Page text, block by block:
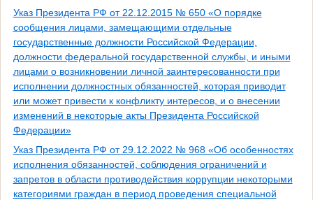
Указ Президента РФ от 22.12.2015 № 650 «О порядке
сообщения лицами, замещающими отдельные
государственные должности Российской Федерации,
должности федеральной государственной службы, и иными
лицами о возникновении личной заинтересованности при
исполнении должностных обязанностей, которая приводит
или может привести к конфликту интересов, и о внесении
изменений в некоторые акты Президента Российской
Федерации»
Указ Президента РФ от 29.12.2022 № 968 «Об особенностях
исполнения обязанностей, соблюдения ограничений и
запретов в области противодействия коррупции некоторыми
категориями граждан в период проведения специальной